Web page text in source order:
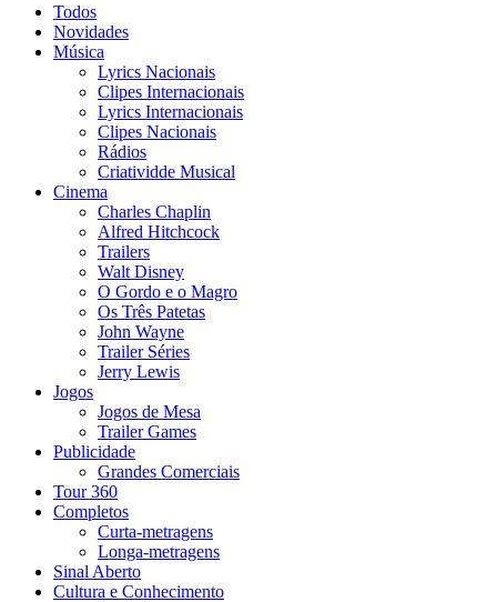
Todos
Novidades
Música
Lyrics Nacionais
Clipes Internacionais
Lyrics Internacionais
Clipes Nacionais
Rádios
Criatividde Musical
Cinema
Charles Chaplin
Alfred Hitchcock
Trailers
Walt Disney
O Gordo e o Magro
Os Três Patetas
John Wayne
Trailer Séries
Jerry Lewis
Jogos
Jogos de Mesa
Trailer Games
Publicidade
Grandes Comerciais
Tour 360
Completos
Curta-metragens
Longa-metragens
Sinal Aberto
Cultura e Conhecimento